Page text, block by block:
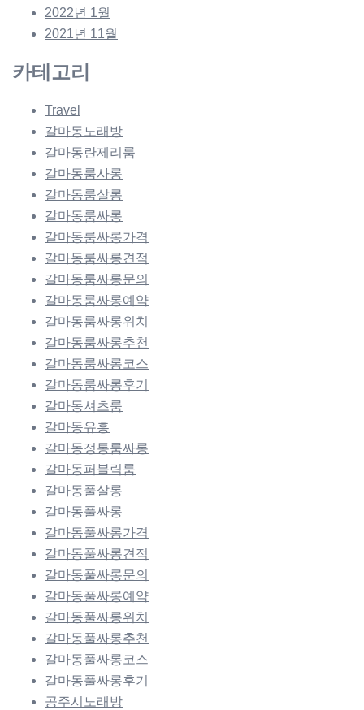
2022년 1월
2021년 11월
카테고리
Travel
갈마동노래방
갈마동란제리룸
갈마동룸사롱
갈마동룸살롱
갈마동룸싸롱
갈마동룸싸롱가격
갈마동룸싸롱견적
갈마동룸싸롱문의
갈마동룸싸롱예약
갈마동룸싸롱위치
갈마동룸싸롱추천
갈마동룸싸롱코스
갈마동룸싸롱후기
갈마동셔츠룸
갈마동유흥
갈마동정통룸싸롱
갈마동퍼블릭룸
갈마동풀살롱
갈마동풀싸롱
갈마동풀싸롱가격
갈마동풀싸롱견적
갈마동풀싸롱문의
갈마동풀싸롱예약
갈마동풀싸롱위치
갈마동풀싸롱추천
갈마동풀싸롱코스
갈마동풀싸롱후기
공주시노래방